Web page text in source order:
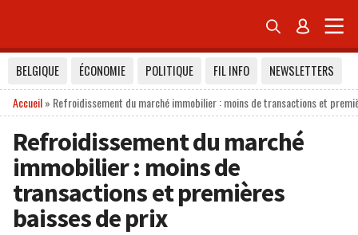
 
BELGIQUE ÉCONOMIE POLITIQUE FIL INFO
NEWSLETTERS
Accueil» Refroidissement du marché immobilier : moins de transactions et
Refroidissement du marché
immobilier : moins de
transactions et premières
baisses de prix